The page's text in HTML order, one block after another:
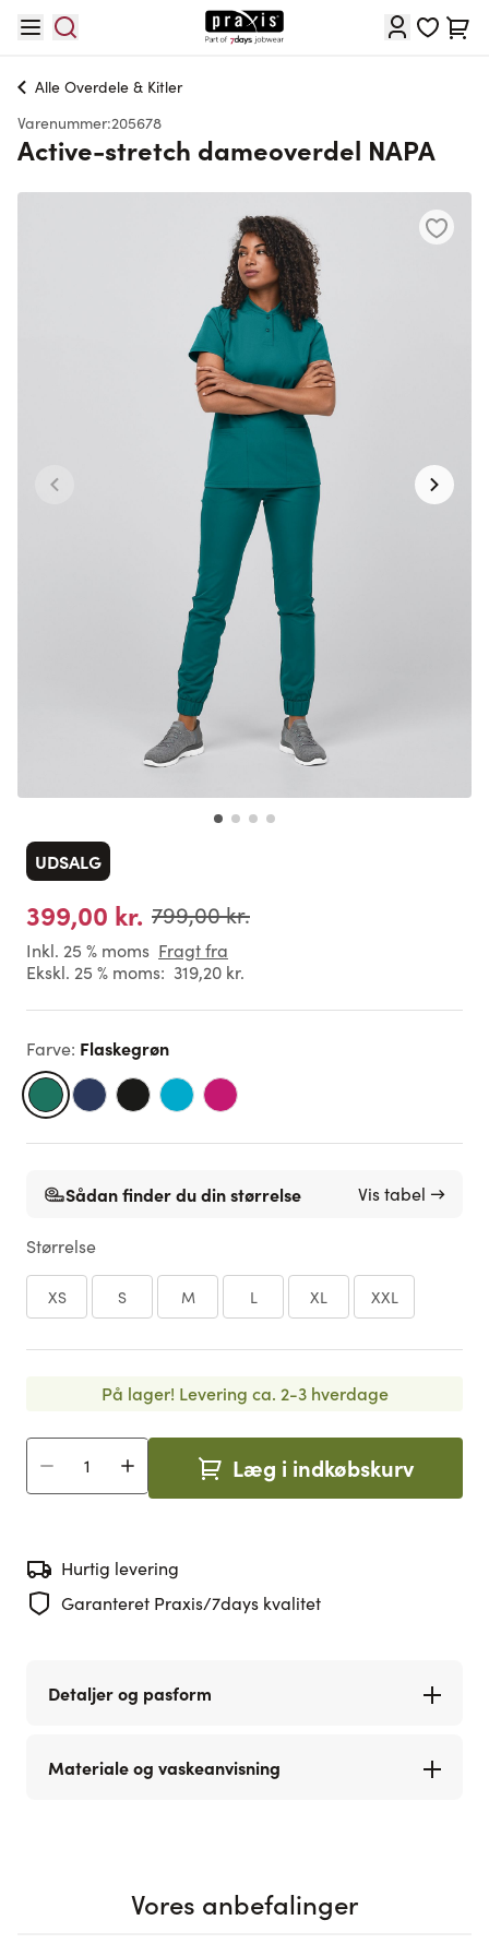
Cart
Alle Overdele & Kitler
Varenummer:205678
Active-stretch dameoverdel NAPA
UDSALG
399,00 kr. 799,00 kr.
Inkl. 25 % moms Fragt fra
Ekskl. 25 % moms: 319,20 kr.
Farve: Flaskegrøn
Sådan finder du din størrelse Vis tabel →
Størrelse
XS S M L XL XXL
På lager! Levering ca. 2-3 hverdage
Antal Læg i indkøbskurv
Hurtig levering
Garanteret Praxis/7days kvalitet
Detaljer og pasform
Materiale og vaskeanvisning
Vores anbefalinger